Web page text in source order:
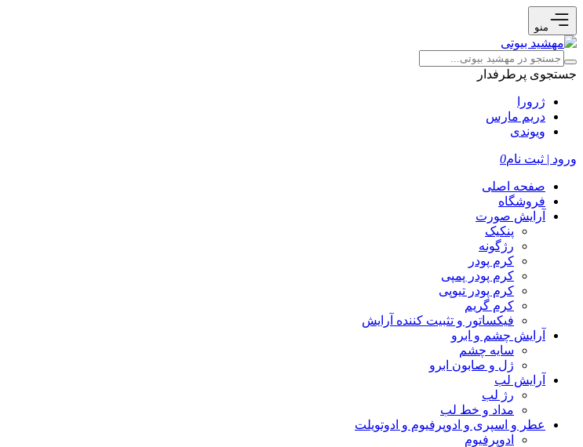
منو
جستجوی پرطرفدار
ژرورا
دریم مارس
ویوندی
ورود | ثبت نام0
صفحه اصلی
فروشگاه
آرایش صورت
پنکیک
رژگونه
کرم پودر
کرم پودر پمپی
کرم پودر تیوپی
کرم گریم
فیکساتور و تثبیت کننده آرایش
آرایش چشم و ابرو
سایه چشم
ژل و صابون ابرو
آرایش لب
رژ لب
مداد و خط لب
عطر و اسپری و ادوپرفیوم و ادوتویلت
ادوپرفیوم